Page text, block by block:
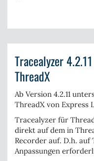
Tracealyzer
ThreadX
Ab Version 4.2.11
ThreadX von Express
Tracealyzer für
direkt auf dem in
Recorder auf. D.h. auf
Anpassungen